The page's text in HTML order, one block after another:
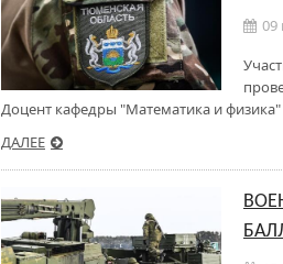
09
Доцент кафедры "Математика и физика"
ДАЛЕЕ